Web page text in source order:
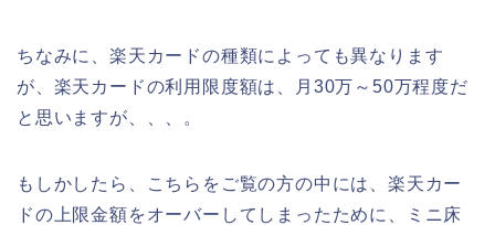
ちなみに、楽天カードの種類によっても異なります
が、楽天カードの利用限度額は、月30万～50万程度だ
と思いますが、、、。
もしかしたら、こちらをご覧の方の中には、楽天カー
ドの上限金額をオーバーしてしまったために、ミニ床